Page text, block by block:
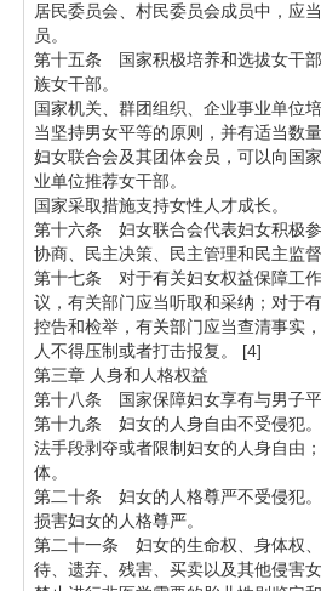
居民委员会、村民委员会成员中，应
员。
第十五条 国家积极培养和选拔女干
族女干部。
国家机关、群团组织、企业事业单位
当坚持男女平等的原则，并有适当数
妇女联合会及其团体会员，可以向国
业单位推荐女干部。
国家采取措施支持女性人才成长。
第十六条 妇女联合会代表妇女积极
协商、民主决策、民主管理和民主监督
第十七条 对于有关妇女权益保障工
议，有关部门应当听取和采纳；对于
控告和检举，有关部门应当查清事实
人不得压制或者打击报复。 [4]
第三章 人身和人格权益
第十八条 国家保障妇女享有与男子平
第十九条 妇女的人身自由不受侵犯
法手段剥夺或者限制妇女的人身自由
体。
第二十条 妇女的人格尊严不受侵犯
损害妇女的人格尊严。
第二十一条 妇女的生命权、身体权
待、遗弃、残害、买卖以及其他侵害